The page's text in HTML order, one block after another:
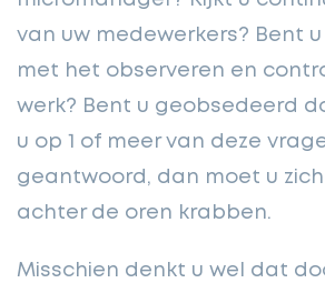
van uw medewerkers? Bent
met het observeren en
werk? Bent u geobsedeerd
u op 1 of meer van deze
geantwoord, dan moet u
achter de oren krabben.
Misschien denkt u wel dat